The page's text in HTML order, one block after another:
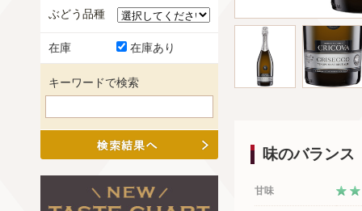
味のバランス
甘味
ぶどう品種
在庫 在庫あり
キーワードで検索